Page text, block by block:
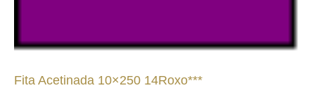
Fita Acetinada 10×250 14Roxo***